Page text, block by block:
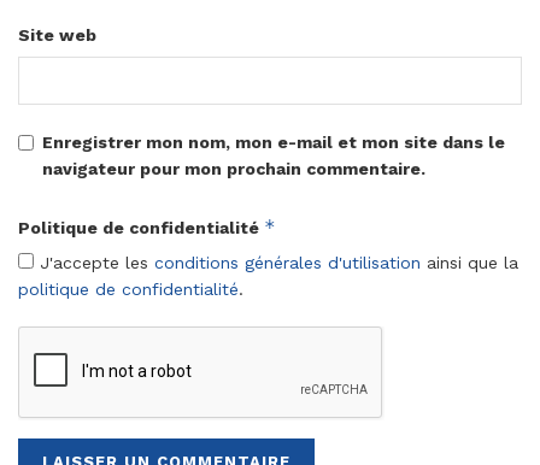
Site web
Enregistrer mon nom, mon e-mail et mon site dans le
navigateur pour mon prochain commentaire.
Politique de confidentialité *
J'accepte les conditions générales d'utilisation ainsi que la
politique de confidentialité.